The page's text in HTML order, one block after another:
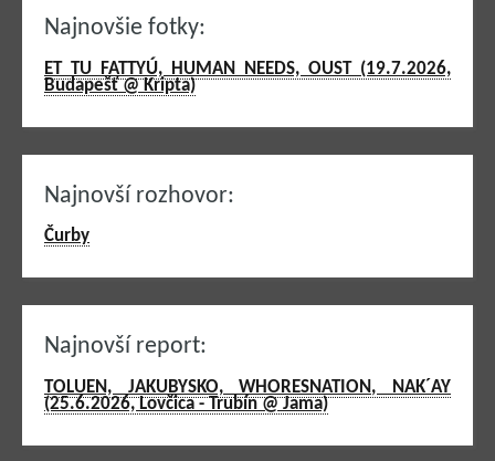
Najnovšie fotky:
ET TU FATTYÚ, HUMAN NEEDS, OUST (19.7.2026,
Budapešť @ Kripta)
Najnovší rozhovor:
Čurby
Najnovší report:
TOLUEN, JAKUBYSKO, WHORESNATION, NAK´AY
(25.6.2026, Lovčica - Trubín @ Jama)